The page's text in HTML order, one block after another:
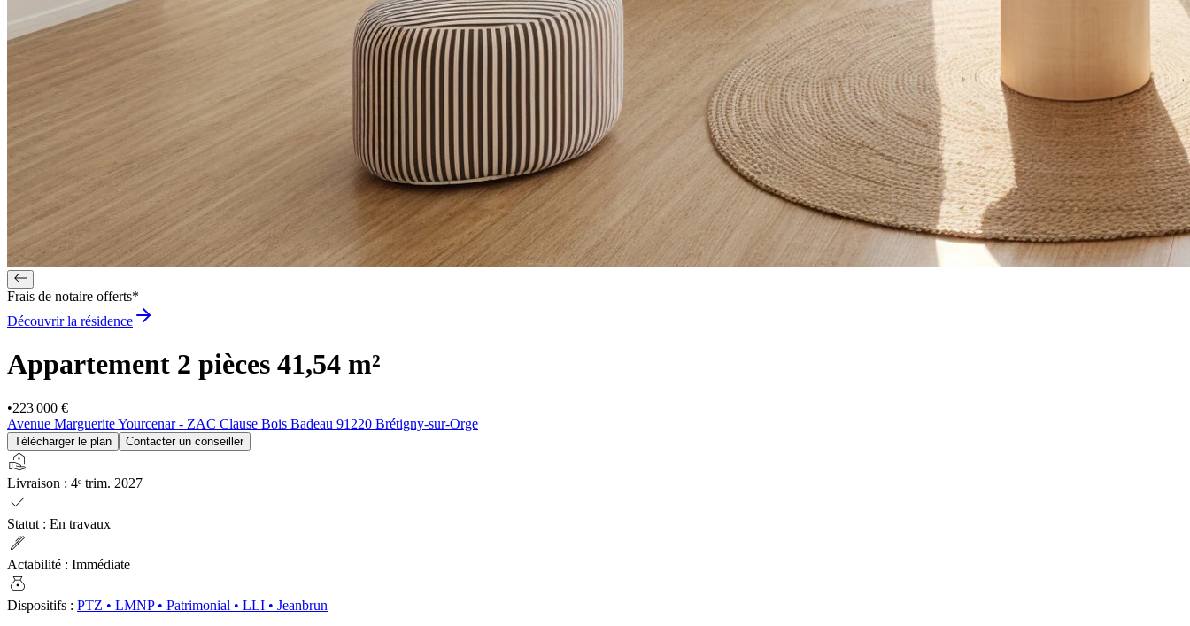
Frais de notaire offerts*
Découvrir la résidence
Appartement 2 pièces 41,54 m²
•223 000 €
Avenue Marguerite Yourcenar - ZAC Clause Bois Badeau 91220 Brétigny-sur-Orge
Télécharger le plan Contacter un conseiller
real_estate_agent
Livraison : 4ᵉ trim. 2027
check
Statut : En travaux
ink_pen
Actabilité : Immédiate
money_bag
Dispositifs : PTZ • LMNP• Patrimonial • LLI • Jeanbrun